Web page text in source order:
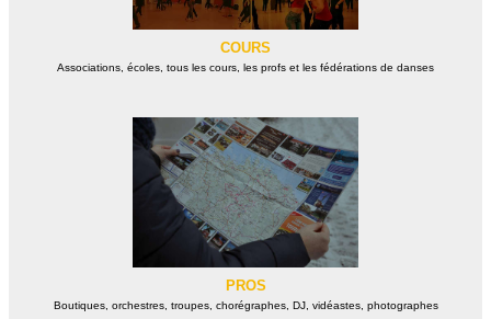
COURS
Associations, écoles, tous les cours, les profs et les fédérations de danses
PROS
Boutiques, orchestres, troupes, chorégraphes, DJ, vidéastes, photographes